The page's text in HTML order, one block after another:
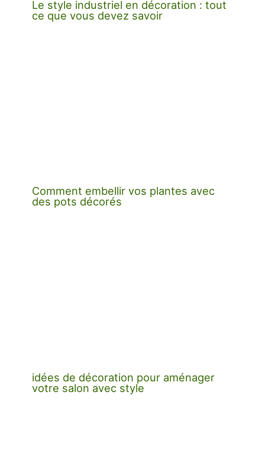
Le style industriel en décoration : tout
ce que vous devez savoir
Comment embellir vos plantes avec
des pots décorés
idées de décoration pour aménager
votre salon avec style